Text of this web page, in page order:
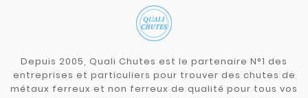
Depuis 2005, Quali Chutes est le partenaire N°1 des
entreprises et particuliers pour trouver des chutes de
métaux ferreux et non ferreux de qualité pour tous vos